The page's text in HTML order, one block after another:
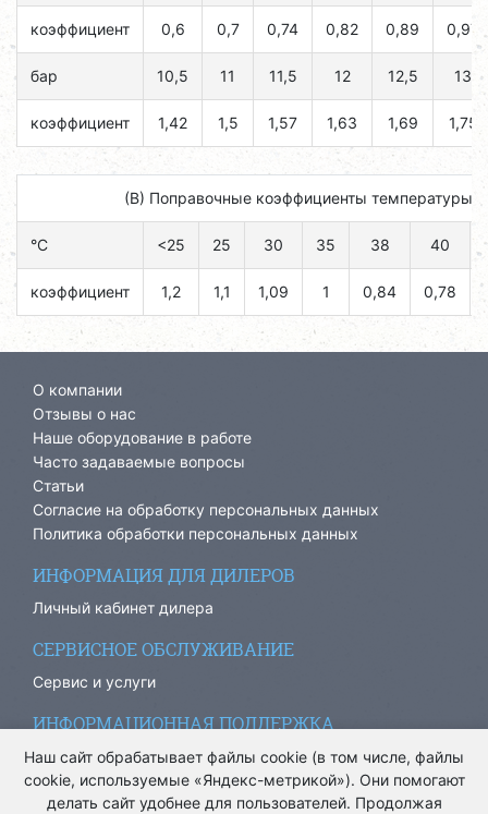
коэффициент 0,6 0,7 0,74 0,82 0,89 0,97
бар 10,5 11 11,5 12 12,5 13
коэффициент 1,42 1,5 1,57 1,63 1,69 1,75
(B) Поправочные коэффициенты температуры
°C <25 25 30 35 38 40
коэффициент 1,2 1,1 1,09 1 0,84 0,78
О компании
Отзывы о нас
Наше оборудование в работе
Часто задаваемые вопросы
Статьи
Согласие на обработку персональных данных
Политика обработки персональных данных
ИНФОРМАЦИЯ ДЛЯ ДИЛЕРОВ
Личный кабинет дилера
СЕРВИСНОЕ ОБСЛУЖИВАНИЕ
Сервис и услуги
ИНФОРМАЦИОННАЯ ПОДДЕРЖКА
info@ariacom.ru
Наш сайт обрабатывает файлы cookie (в том числе, файлы
cookie, используемые «Яндекс-метрикой»). Они помогают
делать сайт удобнее для пользователей. Продолжая